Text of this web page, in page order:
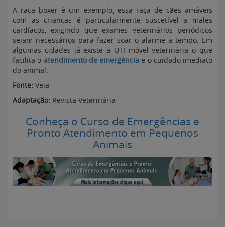
A raça boxer é um exemplo, essa raça de cães amáveis
com as crianças é particularmente suscetível a males
cardíacos, exigindo que exames veterinários periódicos
sejam necessários para fazer soar o alarme a tempo. Em
algumas cidades já existe a UTI móvel veterinária o que
facilita o atendimento de emergência e o cuidado imediato
do animal.
Fonte: Veja
Adaptação: Revista Veterinária
Conheça o Curso de Emergências e
Pronto Atendimento em Pequenos
Animais